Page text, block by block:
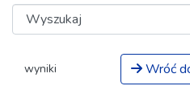
wyniki Wróć